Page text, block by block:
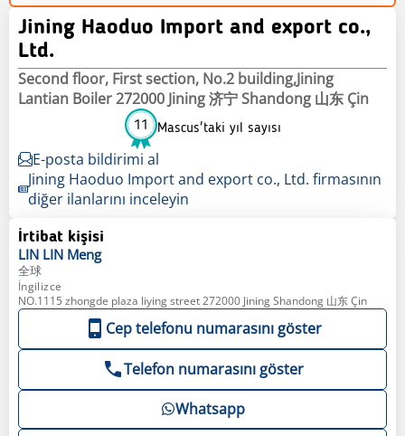
Jining Haoduo Import and export co.,
Ltd.
Second floor, First section, No.2 building,Jining
Lantian Boiler 272000 Jining 济宁 Shandong 山东 Çin
11 Mascus'taki yıl sayısı
E-posta bildirimi al
Jining Haoduo Import and export co., Ltd. firmasının
diğer ilanlarını inceleyin
İrtibat kişisi
LIN LIN Meng
全球
İngilizce
NO.1115 zhongde plaza liying street 272000 Jining Shandong 山东 Çin
Cep telefonu numarasını göster
Telefon numarasını göster
Whatsapp